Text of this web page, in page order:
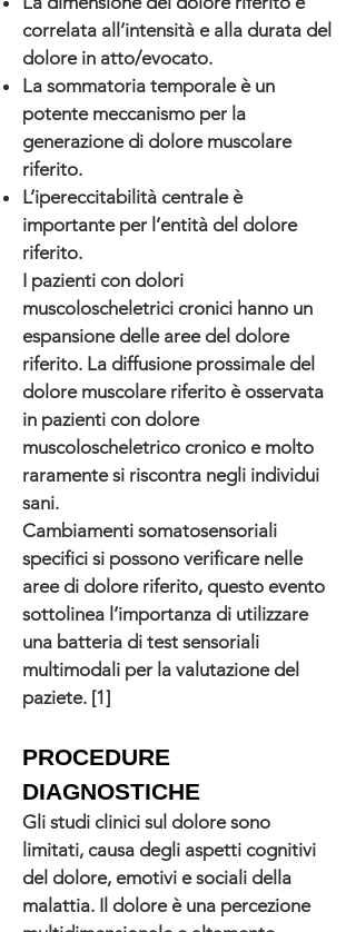
correlata all’intensità e alla durata del
dolore in atto/evocato.
La sommatoria temporale è un
potente meccanismo per la
generazione di dolore muscolare
riferito.
L’ipereccitabilità centrale è
importante per l’entità del dolore
riferito.
I pazienti con dolori
muscoloscheletrici cronici hanno un
espansione delle aree del dolore
riferito. La diffusione prossimale del
dolore muscolare riferito è osservata
in pazienti con dolore
muscoloscheletrico cronico e molto
raramente si riscontra negli individui
sani.
Cambiamenti somatosensoriali
specifici si possono verificare nelle
aree di dolore riferito, questo evento
sottolinea l’importanza di utilizzare
una batteria di test sensoriali
multimodali per la valutazione del
paziete. [1]
PROCEDURE
DIAGNOSTICHE
Gli studi clinici sul dolore sono
limitati, causa degli aspetti cognitivi
del dolore, emotivi e sociali della
malattia. Il dolore è una percezione